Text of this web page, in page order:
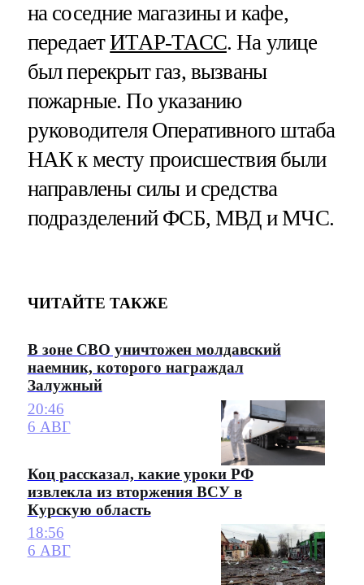
на соседние магазины и кафе,
передаетИТАР-ТАСС. На улице
был перекрыт газ, вызваны
пожарные. По указанию
руководителя Оперативного штаба
НАК к месту происшествия были
направлены силы и средства
подразделений ФСБ, МВД и МЧС.
ЧИТАЙТЕ ТАКЖЕ
В зоне СВО уничтожен молдавский
наемник, которого награждал
Залужный
20:46
6 АВГ
Коц рассказал, какие уроки РФ
извлекла из вторжения ВСУ в
Курскую область
18:56
6 АВГ